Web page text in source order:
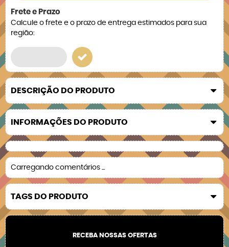
Frete e Prazo
Calcule o frete e o prazo de entrega estimados para sua
região:
DESCRIÇÃO DO PRODUTO
INFORMAÇÕES DO PRODUTO
Carregando comentários ...
TAGS DO PRODUTO
RECEBA NOSSAS OFERTAS